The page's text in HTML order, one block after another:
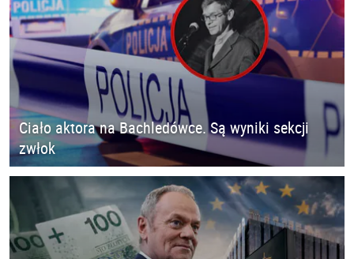
Ciało aktora na Bachledówce. Są wyniki sekcji
zwłok